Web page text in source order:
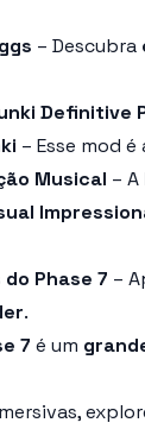
– Descubra
Definitive
– Esse mod
Musical – A
Phase 7 –
.
7 é um